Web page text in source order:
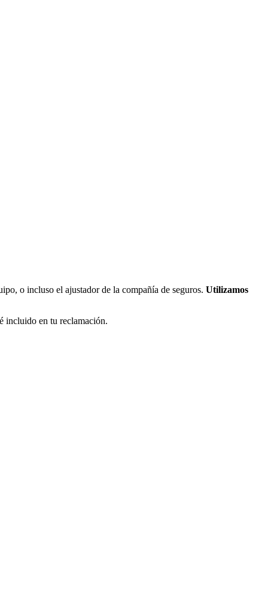
o incluso el ajustador de la compañía de seguros. Utilizamos
incluido en tu reclamación.